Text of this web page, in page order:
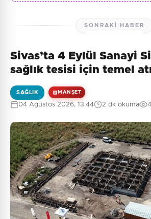
SONRAKI HABER
Sivas’ta 4 Eylül Sanayi
sağlık tesisi için temel
SAĞLIK MANŞET
04 Ağustos 2026, 13:44 2 dk okuma